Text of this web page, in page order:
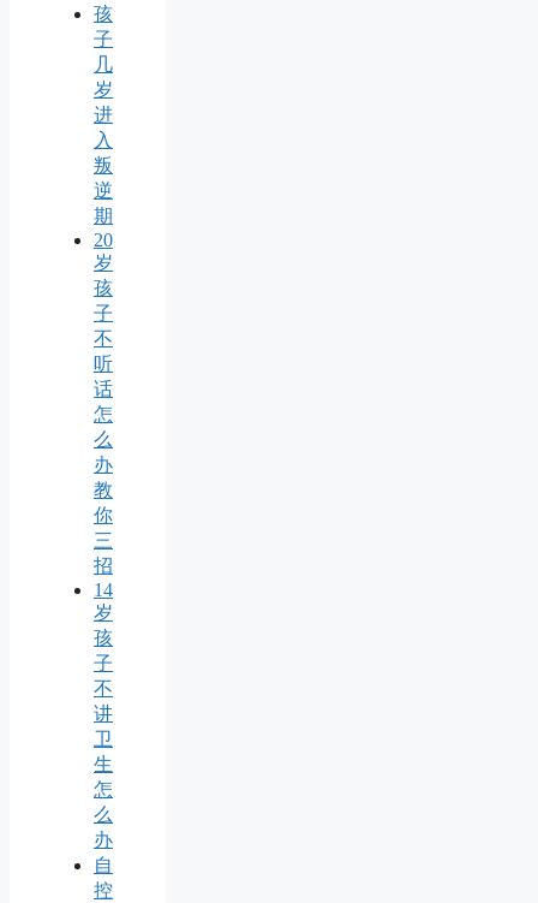
孩
子
几
岁
进
入
叛
逆
期
20
岁
孩
子
不
听
话
怎
么
办
教
你
三
招
14
岁
孩
子
不
讲
卫
生
怎
么
办
自
控